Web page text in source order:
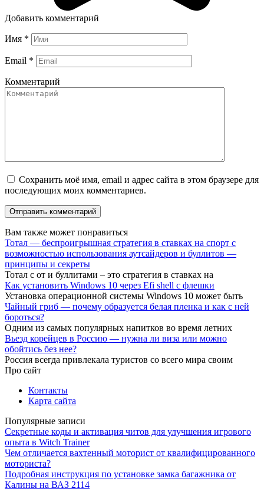
Добавить комментарий
Имя *
Email *
Комментарий
Сохранить моё имя, email и адрес сайта в этом браузере для
последующих моих комментариев.
Вам также может понравиться
Тотал — беспроигрышная стратегия в ставках на спорт с
возможностью использования аутсайдеров и буллитов —
принципы и секреты
Тотал с от и буллитами – это стратегия в ставках на
Как установить Windows 10 через Efi shell с флешки
Установка операционной системы Windows 10 может быть
Чайный гриб — почему образуется белая пленка и как с ней
бороться?
Одним из самых популярных напитков во время летних
Вьезд корейцев в Россию — нужна ли виза или можно
обойтись без нее?
Россия всегда привлекала туристов со всего мира своим
Про сайт
Контакты
Карта сайта
Популярные записи
Секретные коды и активация читов для улучшения игрового
опыта в Witch Trainer
Чем отличается вахтенный моторист от квалифицированного
моториста?
Подробная инструкция по установке замка багажника от
Калины на ВАЗ 2114